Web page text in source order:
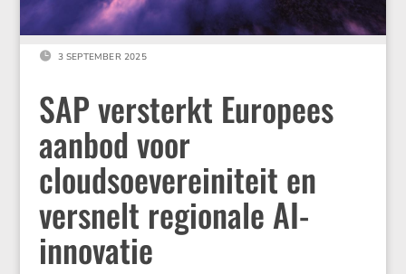
 3 SEPTEMBER 2025
SAP versterkt Europees
aanbod voor
cloudsoevereiniteit en
versnelt regionale AI-
innovatie